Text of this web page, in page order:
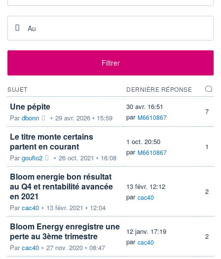
ÉCHANGE
06.08.26 / 22:00:00
ÉLIGIBILITÉ
BOURSOVIE LUX
+ PORTEFEUILLE
Filtrer
SUJET DERNIÈRE RÉPONSE
Une pépite
Pardbonn • 29 avr. 2026 • 15:59
30 avr. 16:51
par M6610867
7
Le titre monte certains
partent en courant
Pargoufio2 • 26 oct. 2021 • 16:08
1 oct. 20:50
par M6610867
1
Bloom energie bon résultat
au Q4 et rentabilité avancée
en 2021
Parcac40 • 13 févr. 2021 • 12:04
13 févr. 12:12
par cac40
2
Bloom Energy enregistre une
perte au 3ème trimestre
Parcac40 • 27 nov. 2020 • 08:47
12 janv. 17:19
par cac40
2